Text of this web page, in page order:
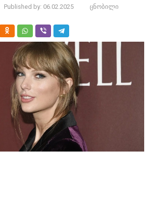
Published by: 06.02.2025
ცნობილი